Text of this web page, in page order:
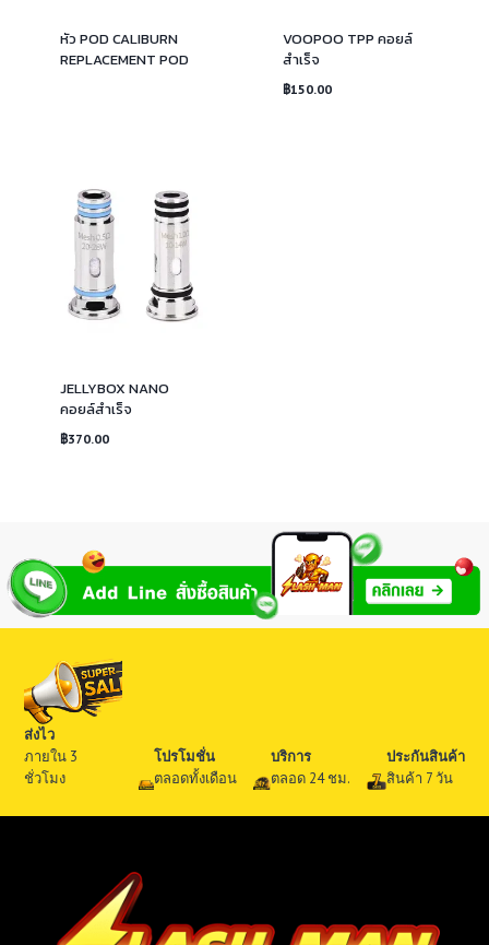
หัว POD CALIBURN
REPLACEMENT POD
VOOPOO TPP คอยล์
สำเร็จ
฿150.00
JELLYBOX NANO
คอยล์สำเร็จ
฿370.00
ส่งไว
ภายใน 3
ชั่วโมง
โปรโมชั่น
ตลอดทั้งเดือน
บริการ
ตลอด 24 ชม.
ประกันสินค้า
สินค้า 7 วัน